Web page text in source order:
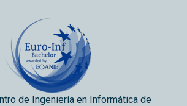
de Ingeniería en Informática de